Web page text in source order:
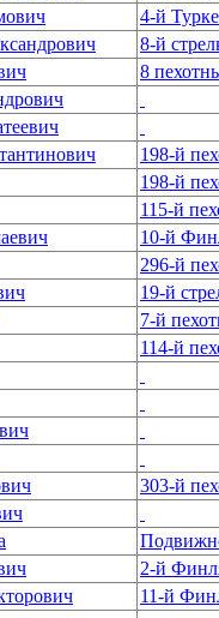
4-й
8-й
8
115-й
10-й
296-й
19-й
7-й
114-й
303-й
2-й
11-й